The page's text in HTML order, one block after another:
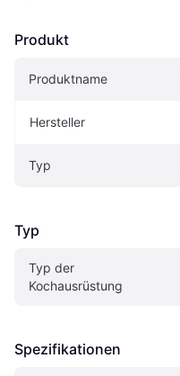
Produkt
Produktname
Hersteller
Typ
Typ
Typ der
Kochausrüstung
Spezifikationen